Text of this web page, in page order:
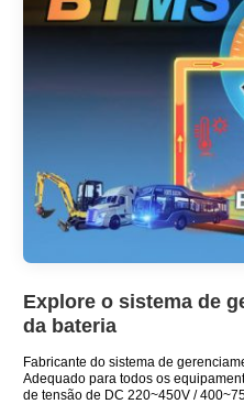
Explore o sistema de
da bateria
Fabricante do sistema de
Adequado para todos os
de tensão de DC 220~450V /